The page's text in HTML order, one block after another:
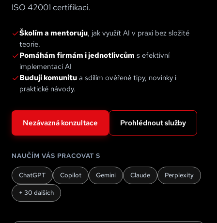
ISO 42001 certifikaci.
Školím a mentoruju, jak využít AI v praxi bez složité
teorie.
Pomáhám firmám i jednotlivcům s efektivní
implementací AI
Buduji komunitu a sdílím ověřené tipy, novinky i
praktické návody.
Nezávazná konzultace Prohlédnout služby
NAUČÍM VÁS PRACOVAT S
ChatGPT Copilot Gemini Claude Perplexity
+ 30 dalších